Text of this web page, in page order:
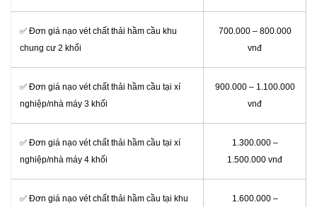
✅ Đơn giá nạo vét chất thải hầm cầu khu
chung cư 2 khối
700.000 – 800.000
vnđ
✅ Đơn giá nạo vét chất thải hầm cầu tại xí
nghiệp/nhà máy 3 khối
900.000 – 1.100.000
vnđ
✅ Đơn giá nạo vét chất thải hầm cầu tại xí
nghiệp/nhà máy 4 khối
1.300.000 –
1.500.000 vnđ
✅ Đơn giá nạo vét chất thải hầm cầu tại khu
1.600.000 –